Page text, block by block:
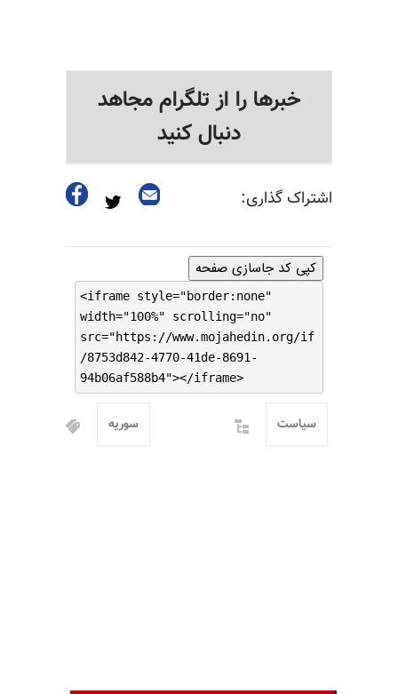
خبرها را از تلگرام مجاهد
دنبال کنید
اشتراک گذاری:
کپی کد جاسازی صفحه
<iframe style="border:none"
width="100%" scrolling="no"
src="https://www.mojahedin.org/if
/8753d842-4770-41de-8691-
94b06af588b4"></iframe>
سوریه سیاست